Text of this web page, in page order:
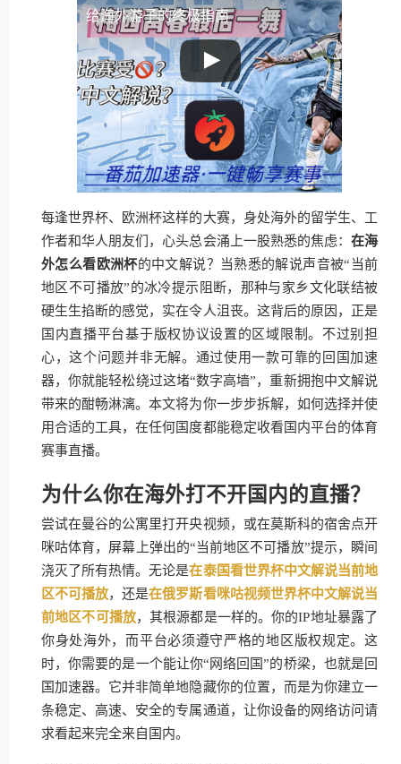
给海外游子的终极指南
每逢世界杯、欧洲杯这样的大赛，身处海外的留学生、工
作者和华人朋友们，心头总会涌上一股熟悉的焦虑： 在海
外怎么看欧洲杯的中文解说？当熟悉的解说声音被“当前
地区不可播放”的冰冷提示阻断，那种与家乡文化联结被
硬生生掐断的感觉，实在令人沮丧。这背后的原因，正是
国内直播平台基于版权协议设置的区域限制。不过别担
心，这个问题并非无解。通过使用一款可靠的回国加速
器，你就能轻松绕过这堵“数字高墙”，重新拥抱中文解说
带来的酣畅淋漓。本文将为你一步步拆解，如何选择并使
用合适的工具，在任何国度都能稳定收看国内平台的体育
赛事直播。
为什么你在海外打不开国内的直播？
尝试在曼谷的公寓里打开央视频，或在莫斯科的宿舍点开
咪咕体育，屏幕上弹出的“当前地区不可播放”提示，瞬间
浇灭了所有热情。无论是在泰国看世界杯中文解说当前地
区不可播放，还是在俄罗斯看咪咕视频世界杯中文解说当
前地区不可播放，其根源都是一样的。你的IP地址暴露了
你身处海外，而平台必须遵守严格的地区版权规定。这
时，你需要的是一个能让你“网络回国”的桥梁，也就是回
国加速器。它并非简单地隐藏你的位置，而是为你建立一
条稳定、高速、安全的专属通道，让你设备的网络访问请
求看起来完全来自国内。